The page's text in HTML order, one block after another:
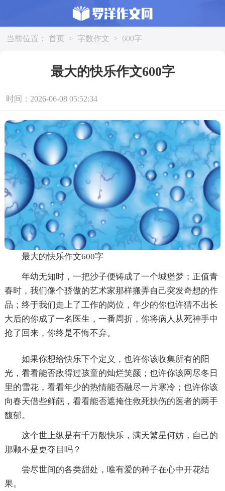
当前位置： 首页 > 字数作文 > 600字
最大的快乐作文600字
时间：2026-06-08 05:52:34
最大的快乐作文600字
年幼无知时，一把沙子便铸成了一个城堡梦；正值青
春时，我们像个骄傲的艺术家那样搬弄自己突发奇想的作
品；终于我们走上了工作的岗位，年少的你也许猜不出长
大后的你成了一名医生，一番周折，你将病人从死神手中
抢了回来，你终是不悔不弃。
如果你想给快乐下个定义，也许你该收集所有的阳
光，看看能否敌得过孩童的灿烂笑颜；也许你该网尽冬日
里的雪花，看看年少的热情能否融尽一片寒冷；也许你该
向春天借些鲜葩，看看能否遮掩住救死扶伤的医者的两手
馥郁。
这个世上纵是有千万般快乐，满天繁星何妨，自己的
那颗不是更夺目吗？
尝尽世间的各类甜处，唯有爱的种子在心中开花结
果。